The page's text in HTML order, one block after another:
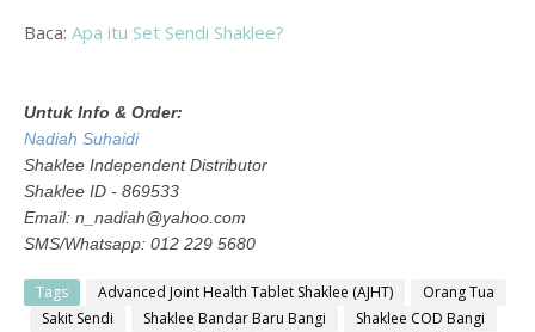
Baca: Apa itu Set Sendi Shaklee?
Untuk Info & Order:
Nadiah Suhaidi
Shaklee Independent Distributor
Shaklee ID - 869533
Email: n_nadiah@yahoo.com
SMS/Whatsapp: 012 229 5680
Tags Advanced Joint Health Tablet Shaklee (AJHT)
Orang Tua
Sakit Sendi
Shaklee Bandar Baru Bangi
Shaklee COD Bangi